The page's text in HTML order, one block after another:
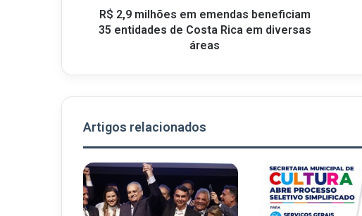
R$ 2,9 milhões em emendas beneficiam
35 entidades de Costa Rica em diversas
áreas
Artigos relacionados